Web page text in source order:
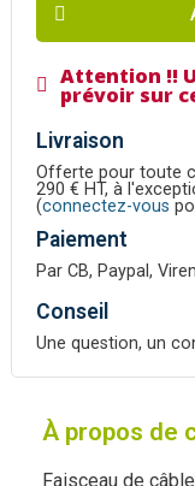
Attention !!
prévoir sur
Livraison
Offerte pour toute
290 € HT, à
(connectez-vous
Paiement
Par CB, Paypal,
Conseil
Une question, un
À propos de
Faisceau de